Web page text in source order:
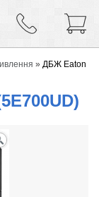
» ДБЖ Eaton